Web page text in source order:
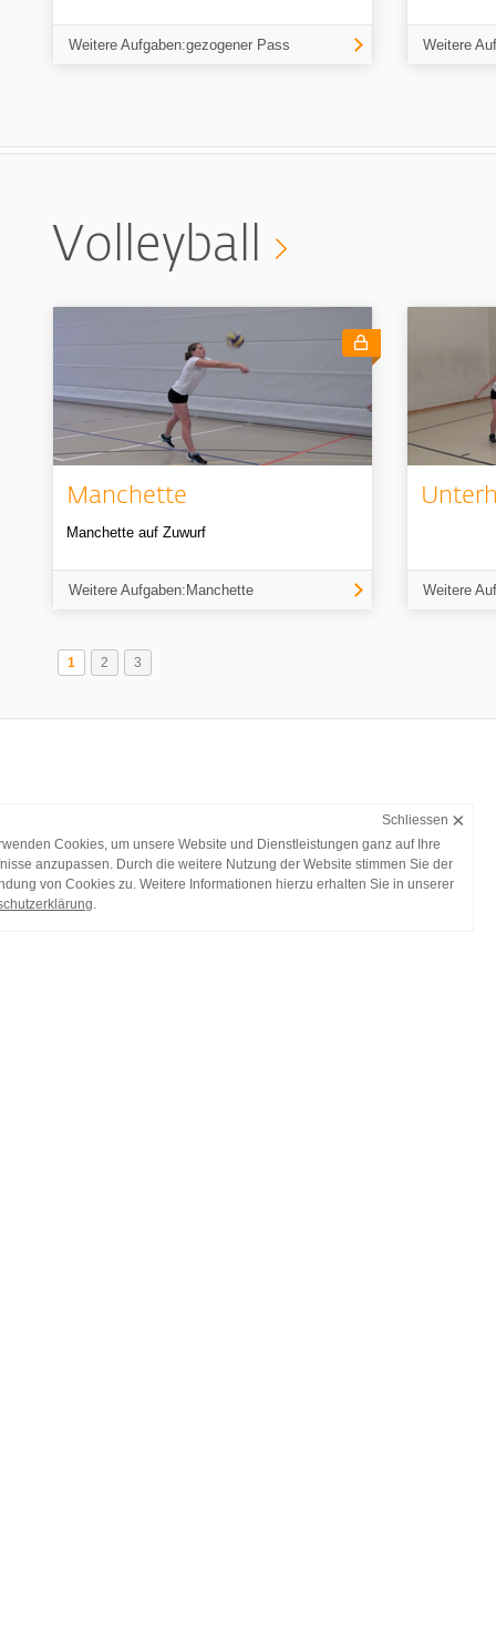
Weitere Aufgaben:gezogener Pass Weitere
Volleyball
Manchette
Manchette auf Zuwurf
Weitere Aufgaben:Manchette Weitere
1 2 3
Schliessen ×
Cookies, um unsere Website und Dienstleistungen ganz auf Ihre
anzupassen. Durch die weitere Nutzung der Website stimmen Sie der
von Cookies zu. Weitere Informationen hierzu erhalten Sie in unserer
.